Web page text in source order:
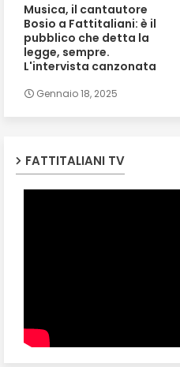
Musica, il cantautore
Bosio a Fattitaliani: è il
pubblico che detta la
legge, sempre.
L'intervista canzonata
Gennaio 18, 2025
FATTITALIANI TV